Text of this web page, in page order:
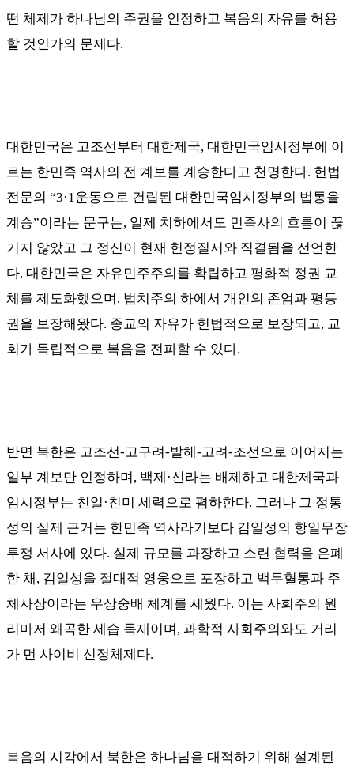
떤 체제가 하나님의 주권을 인정하고 복음의 자유를 허용
할 것인가의 문제다.
대한민국은 고조선부터 대한제국, 대한민국임시정부에 이
르는 한민족 역사의 전 계보를 계승한다고 천명한다. 헌법
전문의 “3·1운동으로 건립된 대한민국임시정부의 법통을
계승”이라는 문구는, 일제 치하에서도 민족사의 흐름이 끊
기지 않았고 그 정신이 현재 헌정질서와 직결됨을 선언한
다. 대한민국은 자유민주주의를 확립하고 평화적 정권 교
체를 제도화했으며 , 법치주의 하에서 개인의 존엄과 평등
권을 보장해왔다. 종교의 자유가 헌법적으로 보장되고, 교
회가 독립적으로 복음을 전파할 수 있다.
반면 북한은 고조선-고구려-발해-고려-조선으로 이어지는
일부 계보만 인정하며 , 백제 ·신라는 배제하고 대한제국과
임시정부는 친일 ·친미 세력으로 폄하한다. 그러나 그 정통
성의 실제 근거는 한민족 역사라기보다 김일성의 항일무장
투쟁 서사에 있다. 실제 규모를 과장하고 소련 협력을 은폐
한 채, 김일성을 절대적 영웅으로 포장하고 백두혈통과 주
체사상이라는 우상숭배 체계를 세웠다. 이는 사회주의 원
리마저 왜곡한 세습 독재이며 , 과학적 사회주의와도 거리
가 먼 사이비 신정체제다.
복음의 시각에서 북한은 하나님을 대적하기 위해 설계된